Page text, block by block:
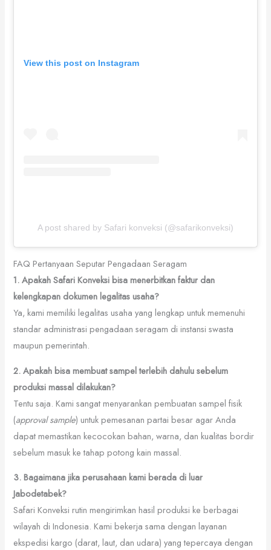
View this post on Instagram
A post shared by Safari konveksi (@safarikonveksi)
FAQ Pertanyaan Seputar Pengadaan Seragam
1. Apakah Safari Konveksi bisa menerbitkan faktur dan
kelengkapan dokumen legalitas usaha?
Ya, kami memiliki legalitas usaha yang lengkap untuk memenuhi
standar administrasi pengadaan seragam di instansi swasta
maupun pemerintah.
2. Apakah bisa membuat sampel terlebih dahulu sebelum
produksi massal dilakukan?
Tentu saja. Kami sangat menyarankan pembuatan sampel fisik
(approval sample) untuk pemesanan partai besar agar Anda
dapat memastikan kecocokan bahan, warna, dan kualitas bordir
sebelum masuk ke tahap potong kain massal.
3. Bagaimana jika perusahaan kami berada di luar
Jabodetabek?
Safari Konveksi rutin mengirimkan hasil produksi ke berbagai
wilayah di Indonesia. Kami bekerja sama dengan layanan
ekspedisi kargo (darat, laut, dan udara) yang tepercaya dengan